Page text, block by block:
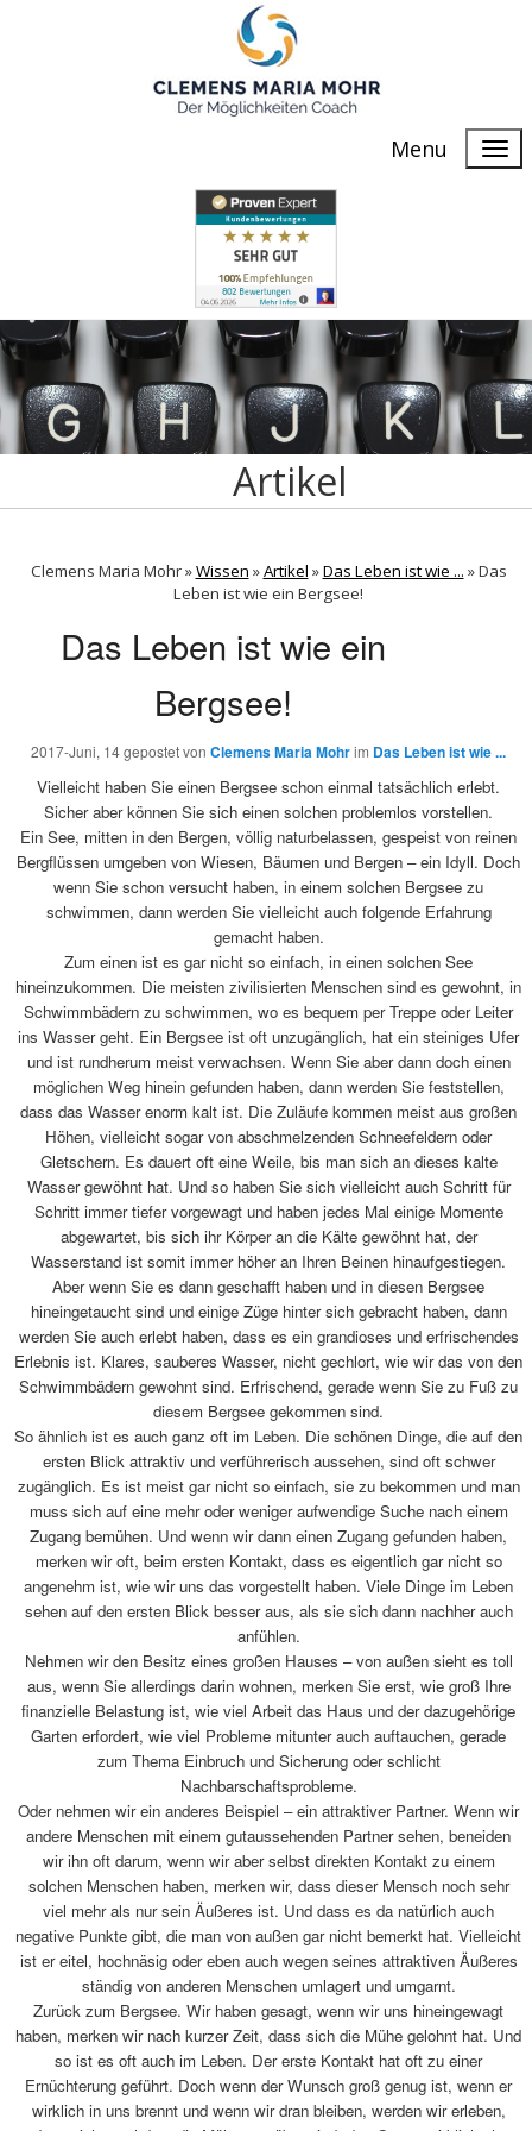
Menu
Artikel
Clemens Maria Mohr »Wissen »Artikel »Das Leben ist wie ... »Das
Leben ist wie ein Bergsee!
Das Leben ist wie ein
Bergsee!
2017-Juni, 14gepostet von Clemens Maria Mohrim Das Leben ist wie ...
Vielleicht haben Sie einen Bergsee schon einmal tatsächlich erlebt.
Sicher aber können Sie sich einen solchen problemlos vorstellen.
Ein See, mitten in den Bergen, völlig naturbelassen, gespeist von reinen
Bergflüssen umgeben von Wiesen, Bäumen und Bergen – ein Idyll. Doch
wenn Sie schon versucht haben, in einem solchen Bergsee zu
schwimmen, dann werden Sie vielleicht auch folgende Erfahrung
gemacht haben.
Zum einen ist es gar nicht so einfach, in einen solchen See
hineinzukommen. Die meisten zivilisierten Menschen sind es gewohnt, in
Schwimmbädern zu schwimmen, wo es bequem per Treppe oder Leiter
ins Wasser geht. Ein Bergsee ist oft unzugänglich, hat ein steiniges Ufer
und ist rundherum meist verwachsen. Wenn Sie aber dann doch einen
möglichen Weg hinein gefunden haben, dann werden Sie feststellen,
dass das Wasser enorm kalt ist. Die Zuläufe kommen meist aus großen
Höhen, vielleicht sogar von abschmelzenden Schneefeldern oder
Gletschern. Es dauert oft eine Weile, bis man sich an dieses kalte
Wasser gewöhnt hat. Und so haben Sie sich vielleicht auch Schritt für
Schritt immer tiefer vorgewagt und haben jedes Mal einige Momente
abgewartet, bis sich ihr Körper an die Kälte gewöhnt hat, der
Wasserstand ist somit immer höher an Ihren Beinen hinaufgestiegen.
Aber wenn Sie es dann geschafft haben und in diesen Bergsee
hineingetaucht sind und einige Züge hinter sich gebracht haben, dann
werden Sie auch erlebt haben, dass es ein grandioses und erfrischendes
Erlebnis ist. Klares, sauberes Wasser, nicht gechlort, wie wir das von den
Schwimmbädern gewohnt sind. Erfrischend, gerade wenn Sie zu Fuß zu
diesem Bergsee gekommen sind.
So ähnlich ist es auch ganz oft im Leben. Die schönen Dinge, die auf den
ersten Blick attraktiv und verführerisch aussehen, sind oft schwer
zugänglich. Es ist meist gar nicht so einfach, sie zu bekommen und man
muss sich auf eine mehr oder weniger aufwendige Suche nach einem
Zugang bemühen. Und wenn wir dann einen Zugang gefunden haben,
merken wir oft, beim ersten Kontakt, dass es eigentlich gar nicht so
angenehm ist, wie wir uns das vorgestellt haben. Viele Dinge im Leben
sehen auf den ersten Blick besser aus, als sie sich dann nachher auch
anfühlen.
Nehmen wir den Besitz eines großen Hauses – von außen sieht es toll
aus, wenn Sie allerdings darin wohnen, merken Sie erst, wie groß Ihre
finanzielle Belastung ist, wie viel Arbeit das Haus und der dazugehörige
Garten erfordert, wie viel Probleme mitunter auch auftauchen, gerade
zum Thema Einbruch und Sicherung oder schlicht
Nachbarschaftsprobleme.
Oder nehmen wir ein anderes Beispiel – ein attraktiver Partner. Wenn wir
andere Menschen mit einem gutaussehenden Partner sehen, beneiden
wir ihn oft darum, wenn wir aber selbst direkten Kontakt zu einem
solchen Menschen haben, merken wir, dass dieser Mensch noch sehr
viel mehr als nur sein Äußeres ist. Und dass es da natürlich auch
negative Punkte gibt, die man von außen gar nicht bemerkt hat. Vielleicht
ist er eitel, hochnäsig oder eben auch wegen seines attraktiven Äußeres
ständig von anderen Menschen umlagert und umgarnt.
Zurück zum Bergsee. Wir haben gesagt, wenn wir uns hineingewagt
haben, merken wir nach kurzer Zeit, dass sich die Mühe gelohnt hat. Und
so ist es oft auch im Leben. Der erste Kontakt hat oft zu einer
Ernüchterung geführt. Doch wenn der Wunsch groß genug ist, wenn er
wirklich in uns brennt und wenn wir dran bleiben, werden wir erleben,